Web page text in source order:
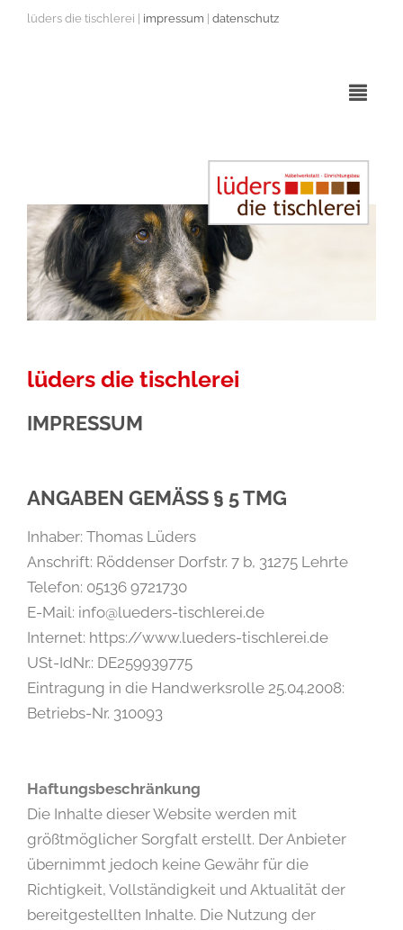
lüders die tischlerei | impressum datenschutz
lüders die tischlerei
IMPRESSUM
ANGABEN GEMÄSS § 5 TMG
Inhaber: Thomas Lüders
Anschrift: Röddenser Dorfstr. 7 b, 31275 Lehrte
Telefon: 05136 9721730
E-Mail: info@lueders-tischlerei.de
Internet: https://www.lueders-tischlerei.de
USt-IdNr.: DE259939775
Eintragung in die Handwerksrolle 25.04.2008:
Betriebs-Nr. 310093
Haftungsbeschränkung
Die Inhalte dieser Website werden mit
größtmöglicher Sorgfalt erstellt. Der Anbieter
übernimmt jedoch keine Gewähr für die
Richtigkeit, Vollständigkeit und Aktualität der
bereitgestellten Inhalte. Die Nutzung der